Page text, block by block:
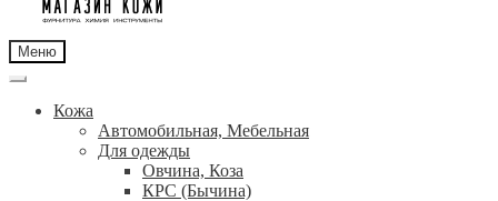
Меню
Кожа
Автомобильная, Мебельная
Для одежды
Овчина, Коза
КРС (Бычина)